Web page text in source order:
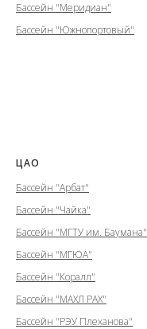
Бассейн "Меридиан"
Бассейн "Южнопортовый"
ЦАО
Бассейн "Арбат"
Бассейн "Чайка"
Бассейн "МГТУ им. Баумана"
Бассейн "МГЮА"
Бассейн "Коралл"
Бассейн "МАХЛ РАХ"
Бассейн "РЭУ Плеханова"